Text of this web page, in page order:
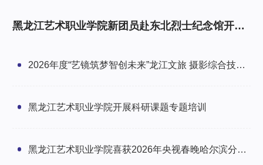
黑龙江艺术职业学院新团员赴东北烈士纪念馆开展
2026年度“艺镜筑梦智创未来”龙江文旅 摄影综合技能
培训班圆满举办
黑龙江艺术职业学院开展科研课题专题培训
黑龙江艺术职业学院喜获2026年央视春晚哈尔滨分会